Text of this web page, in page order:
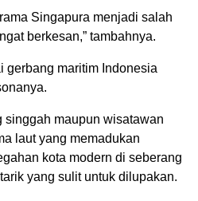
Singapura menjadi salah
berkesan,” tambahnya.
gerbang maritim Indonesia
singgah maupun wisatawan
laut yang memadukan
kota modern di seberang
yang sulit untuk dilupakan.